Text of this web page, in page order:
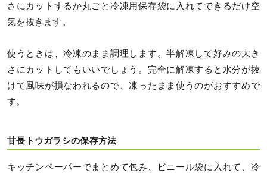
さにカットするか丸ごと冷凍用保存袋に入れてできるだけ空
気を抜きます。
使うときは、冷凍のまま調理します。半解凍して好みの大き
さにカットしてもいいでしょう。完全に解凍すると水分が抜
けて風味が損なわれるので、凍ったまま使うのがおすすめで
す。
甘長トウガラシの保存方法
キッチンペーパーでまとめて包み、ビニール袋に入れて、冷